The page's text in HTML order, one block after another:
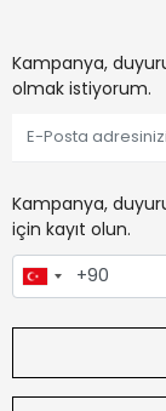
Kampanya,
olmak istiyorum.
Kampanya,
için kayıt olun.